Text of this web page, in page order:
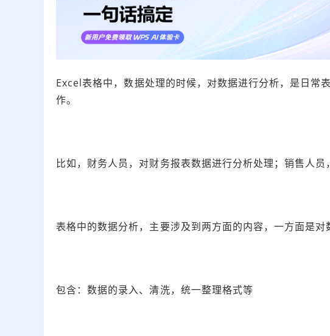
Excel表格中，数据处理的时候，对数据进行分析，是日常
作。
比如，财务人员，对财务报表数据进行分析处理；销售人员
表格中的数据分析，主要涉及到两方面的内容，一方面是对
包含：数据的录入、清洗，统一整理格式等